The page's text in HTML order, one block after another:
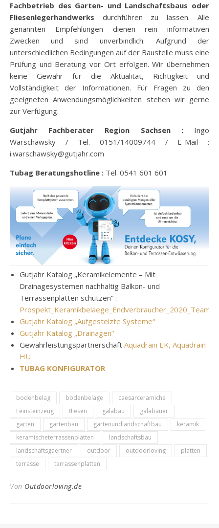
Fachbetrieb des Garten- und Landschaftsbaus oder
Fliesenlegerhandwerks durchführen zu lassen. Alle
genannten Empfehlungen dienen rein informativen
Zwecken und sind unverbindlich. Aufgrund der
unterschiedlichen Bedingungen auf der Baustelle muss eine
Prüfung und Beratung vor Ort erfolgen. Wir übernehmen
keine Gewähr für die Aktualität, Richtigkeit und
Vollständigkeit der Informationen. Für Fragen zu den
geeigneten Anwendungsmöglichkeiten stehen wir gerne
zur Verfügung.
Gutjahr Fachberater Region Sachsen :Ingo
Warschawsky / Tel. 0151/14009744 / E-Mail :
i.warschawsky@gutjahr.com
Tubag Beratungshotline : Tel. 0541 601 601
Gutjahr Katalog „Keramikelemente – Mit
Drainagesystemen nachhaltig Balkon- und
Terrassenplatten schützen“ :
Gutjahr Katalog „Aufgestelzte Systeme“
Gutjahr Katalog „Drainagen“
Gewährleistungspartnerschaft Aquadrain EK, Aquadrain
HU
TUBAG KONFIGURATOR
bodenbelag bodenbeläge
caesarceramiche
Feinsteinzeug
fliesen galabau
galabauer
garten
gartenbau gartenundlandschaftbau
keramik
keramischeterrassenplatten
landschaftsbau
landschaftsgaertner
outdoor outdoorloving
platten
terrasse
terrassenplatten
Von Outdoorloving.de